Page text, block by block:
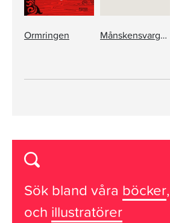
Ormringen Månskensvargen
Sök bland våra böcker,
och illustratörer